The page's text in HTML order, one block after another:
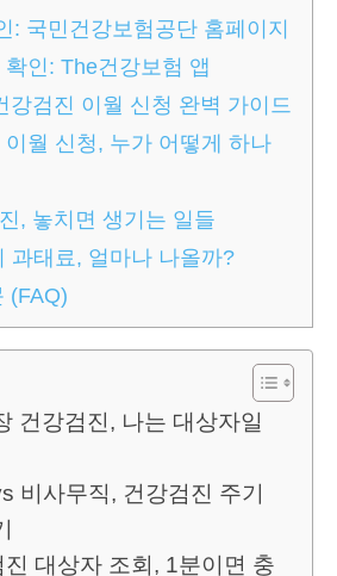
: 국민건강보험공단 홈페이지
확인: The건강보험 앱
강검진 이월 신청 완벽 가이드
이월 신청, 누가 어떻게 하나
, 놓치면 생기는 일들
과태료, 얼마나 나올까?
(FAQ)
건강검진, 나는 대상자일
비사무직, 건강검진 주기
대상자 조회, 1분이면 충